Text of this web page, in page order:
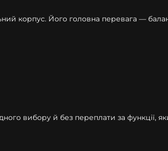
корпус. Його головна перевага —
вибору й без переплати за функції,